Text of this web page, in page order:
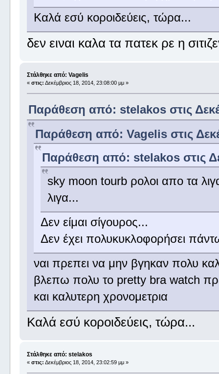
Καλά εσύ κοροιδεύεις, τώρα...
δεν ειναι καλα τα πατεκ ρε η
Στάλθηκε από: Vagelis
« στις: Δεκέμβριος 18, 2014, 23:08:00 μμ »
Παράθεση από: stelakos στις
Παράθεση από: Vagelis στις
Παράθεση από: stelakos στις
sky moon tourb ρολοι απο τα
λιγα...
Δεν είμαι σίγουρος...
Δεν έχει πολυκυκλοφορήσει
ναι πρεπει να μην βγηκαν πολυ
βλεπω πολυ το pretty bra watch
και καλυτερη χρονομετρια
Καλά εσύ κοροιδεύεις, τώρα...
Στάλθηκε από: stelakos
« στις: Δεκέμβριος 18, 2014, 23:02:59 μμ »